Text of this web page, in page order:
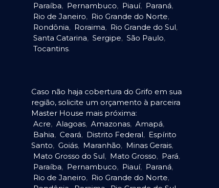
Paraíba, Pernambuco, Piauí, Paraná,
Rio de Janeiro, Rio Grande do Norte,
Rondônia, Roraima, Rio Grande do Sul,
Santa Catarina, Sergipe, São Paulo,
Tocantins.
Caso não haja cobertura do Grifo em sua
região, solicite um orçamento à parceira
Master House mais próxima:
Acre, Alagoas, Amazonas, Amapá,
Bahia, Ceará, Distrito Federal, Espírito
Santo, Goiás, Maranhão, Minas Gerais,
Mato Grosso do Sul, Mato Grosso, Pará,
Paraíba, Pernambuco, Piauí, Paraná,
Rio de Janeiro, Rio Grande do Norte,